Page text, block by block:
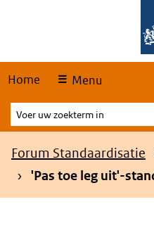
Home Menu
Voer
uw
zoekterm
Kruimelpad
Forum Standaardisatie
'Pas toe leg uit'-